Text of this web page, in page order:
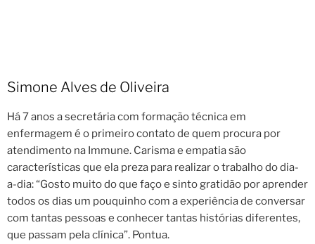
Simone Alves de Oliveira
Há 7 anos a secretária com formação técnica em
enfermagem é o primeiro contato de quem procura por
atendimento na Immune. Carisma e empatia são
características que ela preza para realizar o trabalho do dia-
a-dia: “Gosto muito do que faço e sinto gratidão por aprender
todos os dias um pouquinho com a experiência de conversar
com tantas pessoas e conhecer tantas histórias diferentes,
que passam pela clínica”. Pontua.